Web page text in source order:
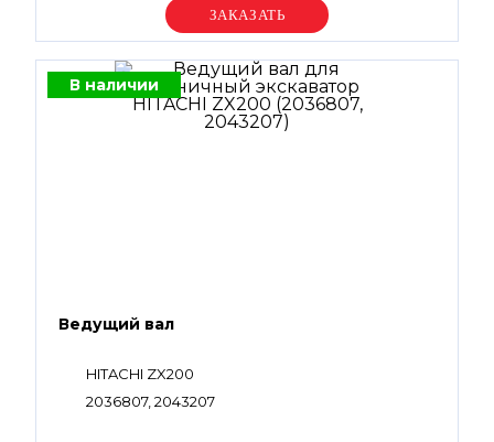
Уточняйте цену
В наличии
Ведущий вал
HITACHI ZX200
2036807, 2043207